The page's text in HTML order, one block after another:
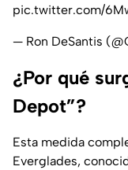
pic.twitter.com/
— Ron DeSantis
¿Por qué
Depot”?
Esta medida
Everglades,